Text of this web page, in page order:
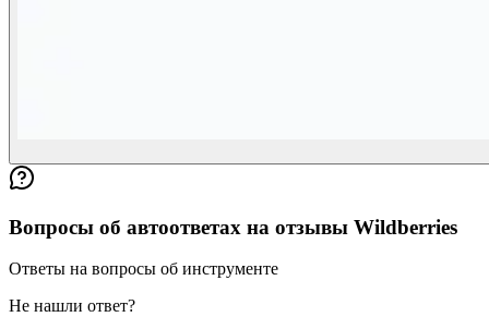
Вопросы об автоответах на отзывы Wildberries
Ответы на вопросы об инструменте
Не нашли ответ?